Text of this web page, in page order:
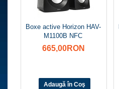
Boxe active Horizon HAV-
M1100B NFC
665,00RON